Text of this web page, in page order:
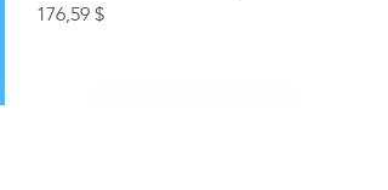
Цена
176,59 $